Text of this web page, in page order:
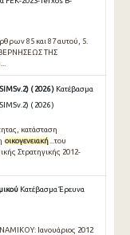
85 και 87 αυτού, 5.
ΤΗΣ
( 2026 ) Κατέβασμα
( 2026 )
κατάσταση
οικογενειακή...του
Στρατηγικής 2012-
Κατέβασμα Έρευνα
Ιανουάριος 2012